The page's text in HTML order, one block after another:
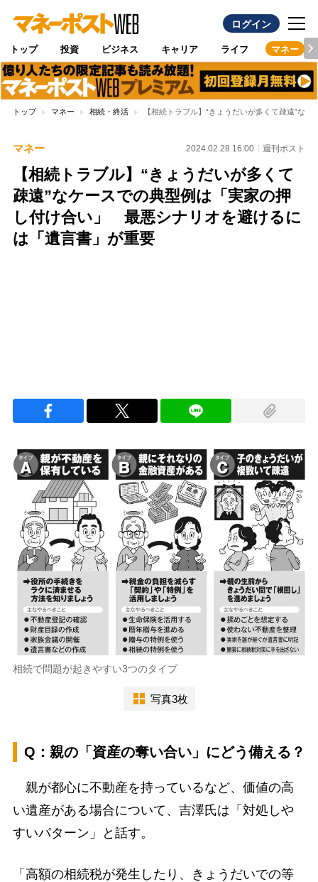
ログイン
トップ 投資 ビジネス キャリア ライフ マネー
トップ マネー 相続・終活 【相続トラブル】“きょうだいが多くて疎遠”な
マネー 2024.02.28 16:00 週刊ポスト
【相続トラブル】“きょうだいが多くて
疎遠”なケースでの典型例は「実家の押
し付け合い」 最悪シナリオを避けるに
は「遺言書」が重要
相続で問題が起きやすい3つのタイプ
写真3枚
Q：親の「資産の奪い合い」にどう備える？
親が都心に不動産を持っているなど、価値の高
い遺産がある場合について、吉澤氏は「対処しや
すいパターン」と話す。
「高額の相続税が発生したり、きょうだいでの等